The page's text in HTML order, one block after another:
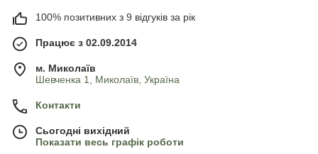
100% позитивних з 9 відгуків за рік
Працює з 02.09.2014
м. Миколаїв
Шевченка 1, Миколаїв, Україна
Контакти
Сьогодні вихідний
Показати весь графік роботи